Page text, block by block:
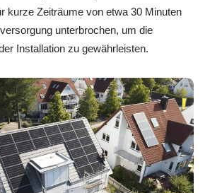
kurze Zeiträume von etwa 30 Minuten
unterbrochen, um die
Installation zu gewährleisten.